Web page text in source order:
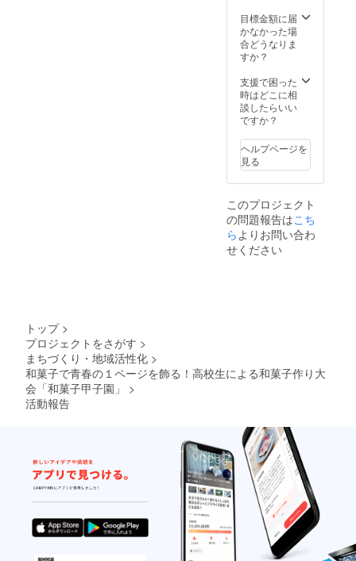
その他
に参加
してい
ただけ
ます。
品」・
優勝作
品も全
て召し
て頂け
ます。
（定数5
名先着
ただ
し、出
場者の
関係者
は審査
た、
2014/8/
専門学
校に朝9
時頃～
夕方4時
頃まで
自力参
加出来
る方に
限らせ
て頂き
目標金額に届
かなかった場
合どうなりま
すか？
支援で困った
時はどこに相
談したらいい
ですか？
ヘルプページを
見る
このプロジェクト
の問題報告はこち
ら よりお問い合わ
せください
トップ >
プロジェクトをさがす >
まちづくり・地域活性化 >
和菓子で青春の１ページを飾る！高校生による和菓子作り大
会「和菓子甲子園」
>
活動報告